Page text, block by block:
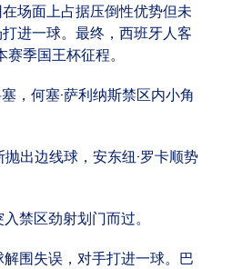
场面上占据压倒性优势但未
进一球。最终，西班牙人客
季国王杯征程。
，何塞·萨利纳斯禁区内小角
抛出边线球，安东纽·罗卡顺势
禁区劲射划门而过。
围失误，对手打进一球。巴